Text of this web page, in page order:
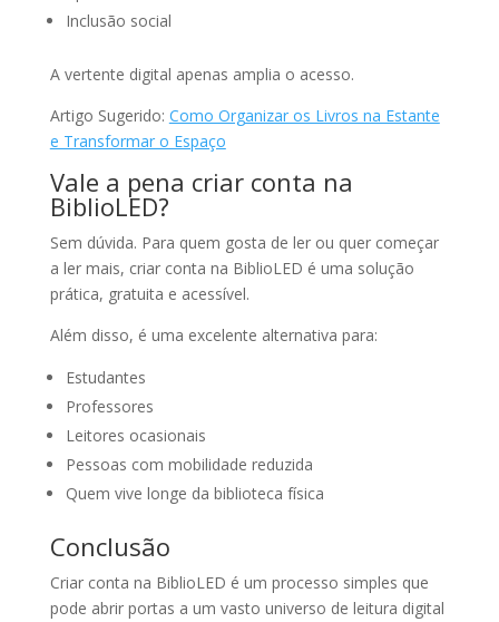
Inclusão social
A vertente digital apenas amplia o acesso.
Artigo Sugerido: Como Organizar os Livros na Estante
e Transformar o Espaço
Vale a pena criar conta na
BiblioLED?
Sem dúvida. Para quem gosta de ler ou quer começar
a ler mais, criar conta na BiblioLED é uma solução
prática, gratuita e acessível.
Além disso, é uma excelente alternativa para:
Estudantes
Professores
Leitores ocasionais
Pessoas com mobilidade reduzida
Quem vive longe da biblioteca física
Conclusão
Criar conta na BiblioLED é um processo simples que
pode abrir portas a um vasto universo de leitura digital